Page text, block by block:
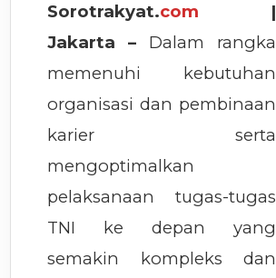
Sorotrakyat.com |
Jakarta – Dalam rangka
memenuhi kebutuhan
organisasi dan pembinaan
karier serta
mengoptimalkan
pelaksanaan tugas-tugas
TNI ke depan yang
semakin kompleks dan